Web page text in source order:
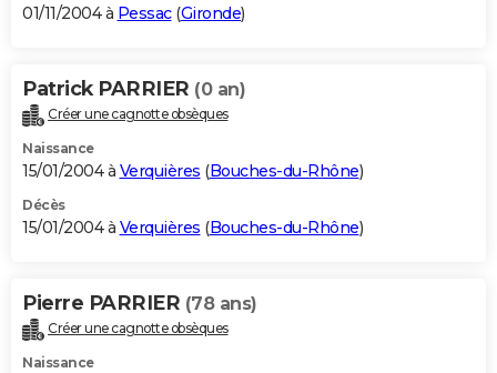
01/11/2004 à Pessac(Gironde)
Patrick PARRIER (0 an)
Créer une cagnotte obsèques
Naissance
15/01/2004 à Verquières (Bouches-du-Rhône)
Décès
15/01/2004 à Verquières (Bouches-du-Rhône)
Pierre PARRIER (78 ans)
Créer une cagnotte obsèques
Naissance